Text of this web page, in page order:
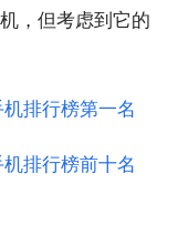
，但考虑到它的
排行榜第一名
排行榜前十名